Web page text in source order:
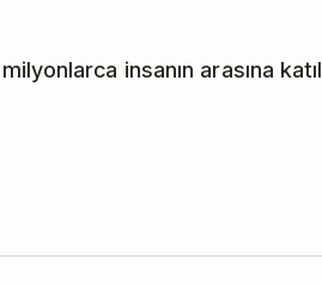
insanın arasına katıl